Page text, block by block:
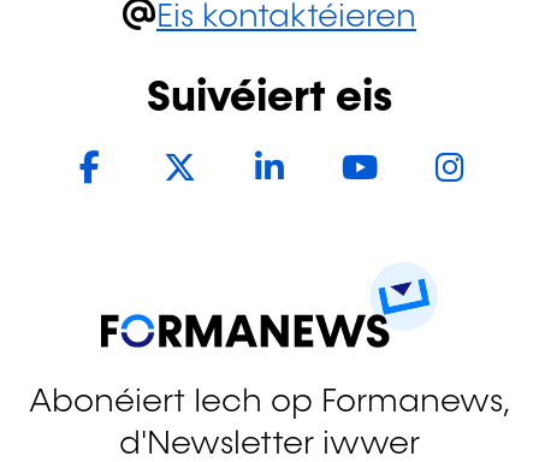
Eis kontaktéieren
Suivéiert eis
FacebookTwitter LinkedInYouTube
Abonéiert Iech op Formanews,
d'Newsletter iwwer